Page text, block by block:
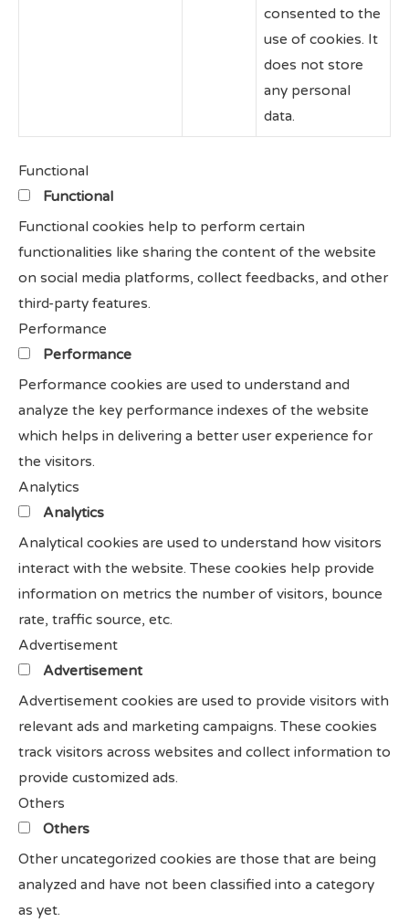
consented to the
use of cookies. It
does not store
any personal
data.
Functional
Functional
Functional cookies help to perform certain
functionalities like sharing the content of the website
on social media platforms, collect feedbacks, and other
third-party features.
Performance
Performance
Performance cookies are used to understand and
analyze the key performance indexes of the website
which helps in delivering a better user experience for
the visitors.
Analytics
Analytics
Analytical cookies are used to understand how visitors
interact with the website. These cookies help provide
information on metrics the number of visitors, bounce
rate, traffic source, etc.
Advertisement
Advertisement
Advertisement cookies are used to provide visitors with
relevant ads and marketing campaigns. These cookies
track visitors across websites and collect information to
provide customized ads.
Others
Others
Other uncategorized cookies are those that are being
analyzed and have not been classified into a category
as yet.